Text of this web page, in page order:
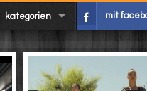
kategorien mit